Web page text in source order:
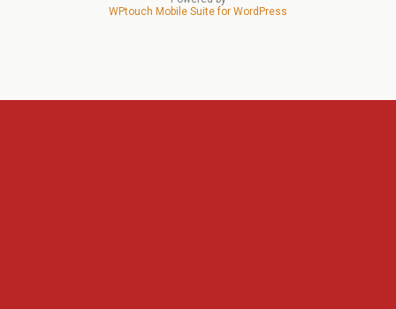
WPtouch Mobile Suite for WordPress